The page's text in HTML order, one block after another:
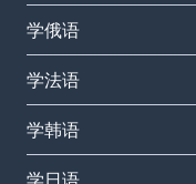
学俄语
学法语
学韩语